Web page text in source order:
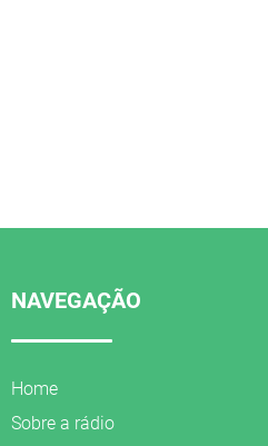
NAVEGAÇÃO
Home
Sobre a rádio